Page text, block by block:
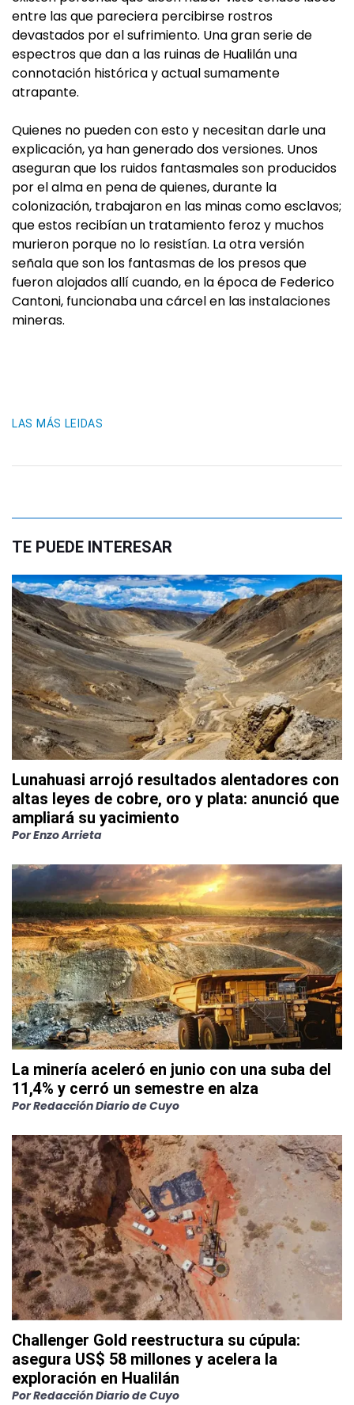
entre las que pareciera percibirse rostros
devastados por el sufrimiento. Una gran serie de
espectros que dan a las ruinas de Hualilán una
connotación histórica y actual sumamente
atrapante.
Quienes no pueden con esto y necesitan darle una
explicación, ya han generado dos versiones. Unos
aseguran que los ruidos fantasmales son producidos
por el alma en pena de quienes, durante la
colonización, trabajaron en las minas como esclavos;
que estos recibían un tratamiento feroz y muchos
murieron porque no lo resistían. La otra versión
señala que son los fantasmas de los presos que
fueron alojados allí cuando, en la época de Federico
Cantoni, funcionaba una cárcel en las instalaciones
mineras.
LAS MÁS LEIDAS
TE PUEDE INTERESAR
Lunahuasi arrojó resultados alentadores con
altas leyes de cobre, oro y plata: anunció que
ampliará su yacimiento
PorEnzo Arrieta
La minería aceleró en junio con una suba del
11,4% y cerró un semestre en alza
PorRedacción Diario de Cuyo
Challenger Gold reestructura su cúpula:
asegura US$ 58 millones y acelera la
exploración en Hualilán
PorRedacción Diario de Cuyo